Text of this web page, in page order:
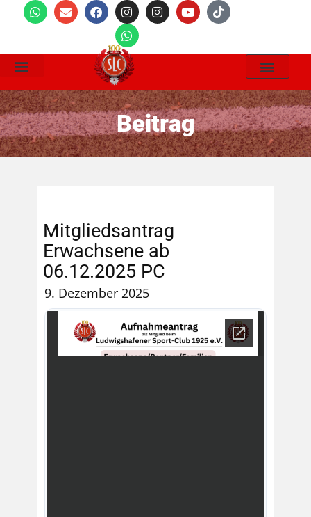
Beitrag
Mitgliedsantrag
Erwachsene ab
06.12.2025 PC
9. Dezember 2025